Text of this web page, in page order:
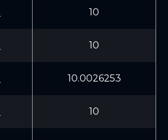
10
10
10.0026253
10